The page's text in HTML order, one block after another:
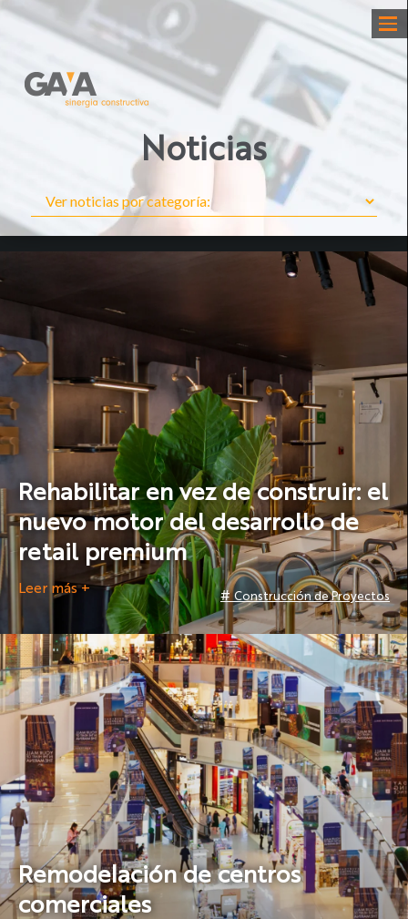
Noticias
GAYA Recent Posts
Rehabilitar en vez de construir: el
nuevo motor del desarrollo de
retail premium
Leer más + #Construcción de Proyectos
Remodelación de centros
comerciales